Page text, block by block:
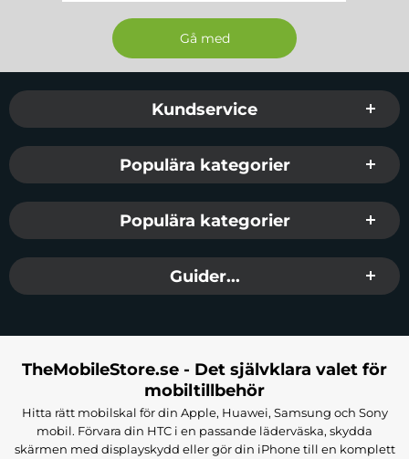
Sidfot Blandad info och länkar
Kundservice
Populära kategorier
Populära kategorier
Guider...
TheMobileStore.se - Det självklara valet för
mobiltillbehör
Hitta rätt mobilskal för din Apple, Huawei, Samsung och Sony
mobil. Förvara din HTC i en passande läderväska, skydda
skärmen med displayskydd eller gör din iPhone till en komplett